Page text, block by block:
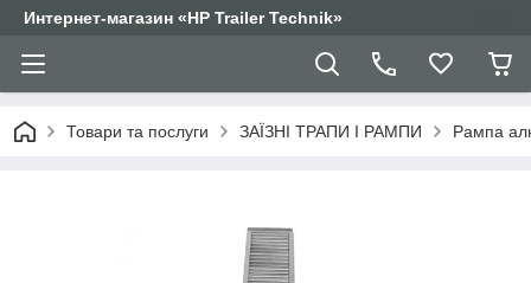
Интернет-магазин «HP Trailer Technik»
Товари та послуги ЗАЇЗНІ ТРАПИ І РАМПИ Рампа